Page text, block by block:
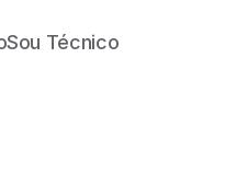
Sou Técnico